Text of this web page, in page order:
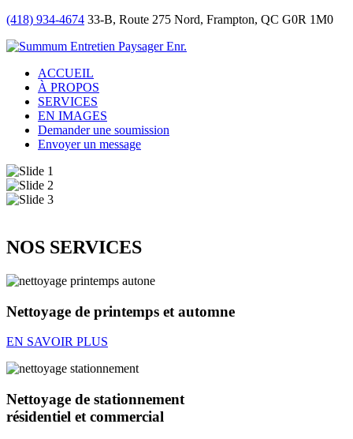
(418) 934-4674 33-B, Route 275 Nord, Frampton, QC G0R 1M0
ACCUEIL
À PROPOS
SERVICES
EN IMAGES
Demander une soumission
Envoyer un message
NOS SERVICES
Nettoyage de printemps et automne
EN SAVOIR PLUS
Nettoyage de stationnement
résidentiel et commercial